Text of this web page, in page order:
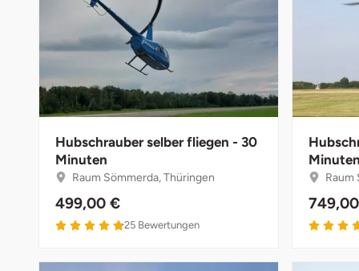
Hubschrauber selber fliegen - 30
Minuten
Raum Sömmerda, Thüringen
499,00 €
25 Bewertungen
Minuten
Raum
Bruchköbel
Bruchsal
Burghausen
Chemnitz
Sangerhausen
Sonneberg
Suhl
Unterwellenborn
Weimar